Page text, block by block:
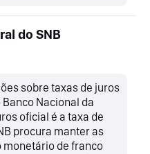
do SNB
sobre taxas de juros
Nacional da
oficial é a taxa de
procura manter as
monetário de franco